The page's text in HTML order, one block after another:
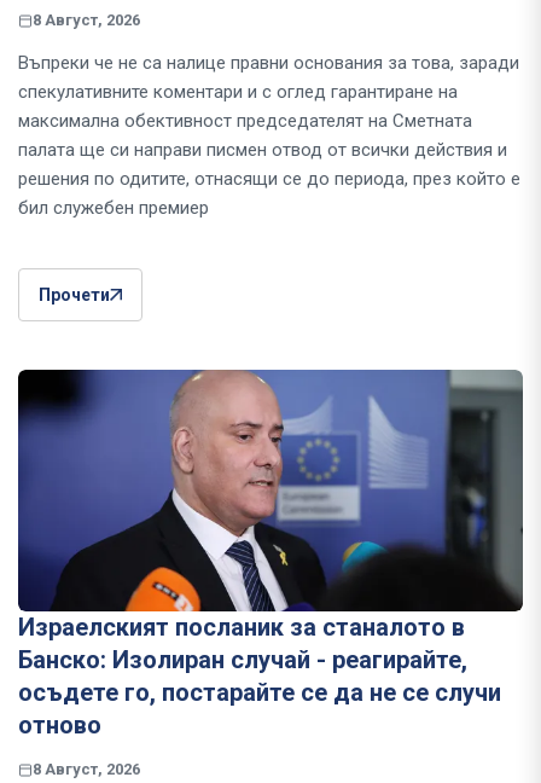
8 Август, 2026
Въпреки че не са налице правни основания за това, заради
спекулативните коментари и с оглед гарантиране на
максимална обективност председателят на Сметната
палата ще си направи писмен отвод от всички действия и
решения по одитите, отнасящи се до периода, през който е
бил служебен премиер
Прочети
Израелският посланик за станалото в
Банско: Изолиран случай - реагирайте,
осъдете го, постарайте се да не се случи
отново
8 Август, 2026